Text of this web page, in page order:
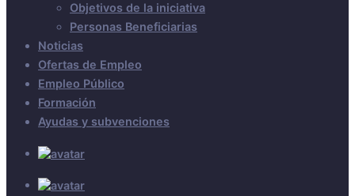
Objetivos de la iniciativa
Personas Beneficiarias
Noticias
Ofertas de Empleo
Empleo Público
Formación
Ayudas y subvenciones